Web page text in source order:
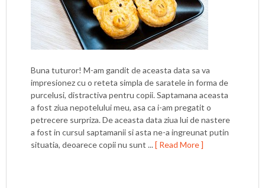
Buna tuturor! M-am gandit de aceasta data sa va
impresionez cu o reteta simpla de saratele in forma de
purcelusi, distractiva pentru copii. Saptamana aceasta
a fost ziua nepotelului meu, asa ca i-am pregatit o
petrecere surpriza. De aceasta data ziua lui de nastere
a fost in cursul saptamanii si asta ne-a ingreunat putin
situatia, deoarece copii nu sunt ...[ Read More ]